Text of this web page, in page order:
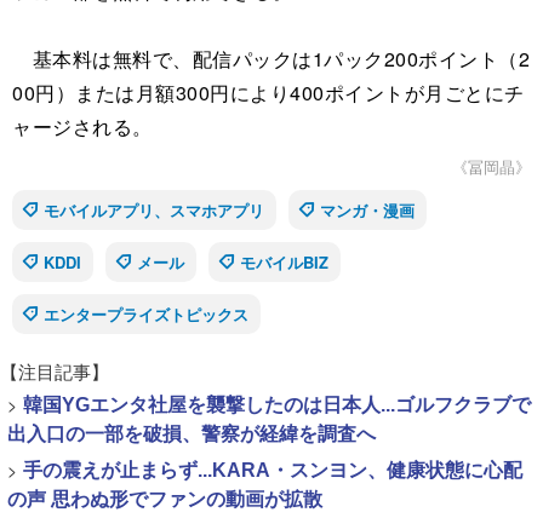
基本料は無料で、配信パックは1パック200ポイント（2
00円）または月額300円により400ポイントが月ごとにチ
ャージされる。
《冨岡晶》
モバイルアプリ、スマホアプリ
マンガ・漫画
KDDI メール モバイルBIZ
エンタープライズトピックス
【注目記事】
> 韓国YGエンタ社屋を襲撃したのは日本人...ゴルフクラブで
出入口の一部を破損、警察が経緯を調査へ
> 手の震えが止まらず...KARA・スンヨン、健康状態に心配
の声 思わぬ形でファンの動画が拡散